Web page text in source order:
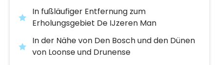
In fußläufiger Entfernung zum
Erholungsgebiet De IJzeren Man
In der Nähe von Den Bosch und den Dünen
von Loonse und Drunense